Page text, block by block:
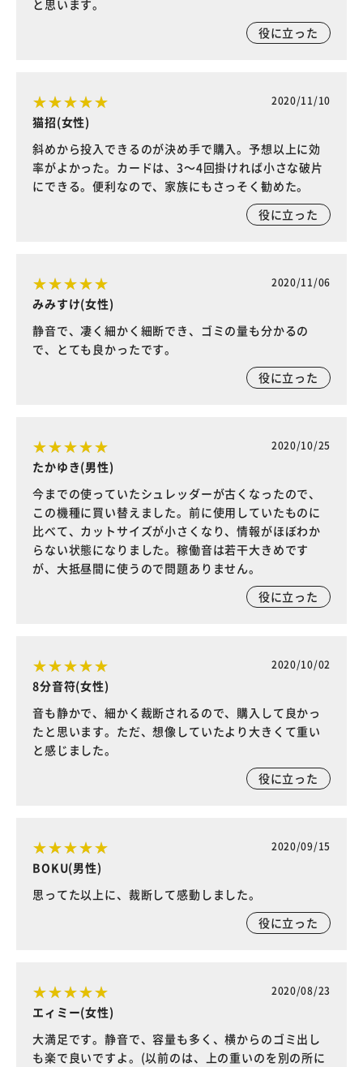
と思います。
役に立った
2020/11/10
猫招(女性)
斜めから投入できるのが決め手で購入。予想以上に効
率がよかった。カードは、3～4回掛ければ小さな破片
にできる。便利なので、家族にもさっそく勧めた。
役に立った
2020/11/06
みみすけ(女性)
静音で、凄く細かく細断でき、ゴミの量も分かるの
で、とても良かったです。
役に立った
2020/10/25
たかゆき(男性)
今までの使っていたシュレッダーが古くなったので、
この機種に買い替えました。前に使用していたものに
比べて、カットサイズが小さくなり、情報がほぼわか
らない状態になりました。稼働音は若干大きめです
が、大抵昼間に使うので問題ありません。
役に立った
2020/10/02
8分音符(女性)
音も静かで、細かく裁断されるので、購入して良かっ
たと思います。ただ、想像していたより大きくて重い
と感じました。
役に立った
2020/09/15
BOKU(男性)
思ってた以上に、裁断して感動しました。
役に立った
2020/08/23
エィミー(女性)
大満足です。静音で、容量も多く、横からのゴミ出し
も楽で良いですよ。(以前のは、上の重いのを別の所に